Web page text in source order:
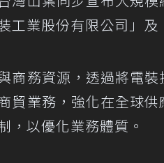
工業股份有限公司」
商務資源，透過將電
貿業務，強化在全球
，以優化業務體質。